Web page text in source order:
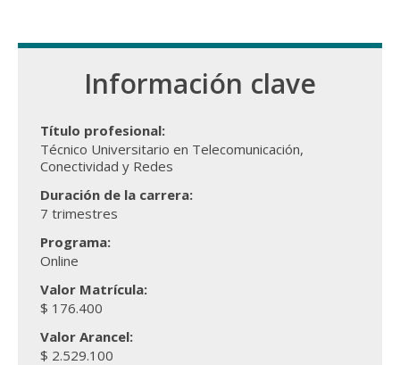
Información clave
Título profesional:
Técnico Universitario en Telecomunicación,
Conectividad y Redes
Duración de la carrera:
7 trimestres
Programa:
Online
Valor Matrícula:
$ 176.400
Valor Arancel:
$ 2.529.100